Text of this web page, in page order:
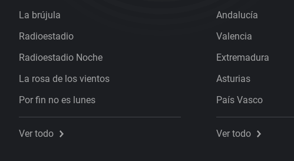
La brújula
Radioestadio
Radioestadio Noche
La rosa de los vientos
Por fin no es lunes
Ver todo
Andalucía
Valencia
Extremadura
Asturias
País Vasco
Ver todo